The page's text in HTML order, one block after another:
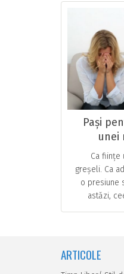
Pași
unei
Ca ființe
greșeli. Ca
o presiune
astăzi,
ARTICOLE